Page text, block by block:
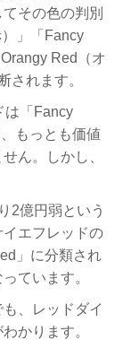
その色の判別
」「Fancy
Red（オ
されます。
は「Fancy
もっとも価値
ん。しかし、
2億円弱という
エフレッドの
」に分類され
ています。
、レッドダイ
かります。